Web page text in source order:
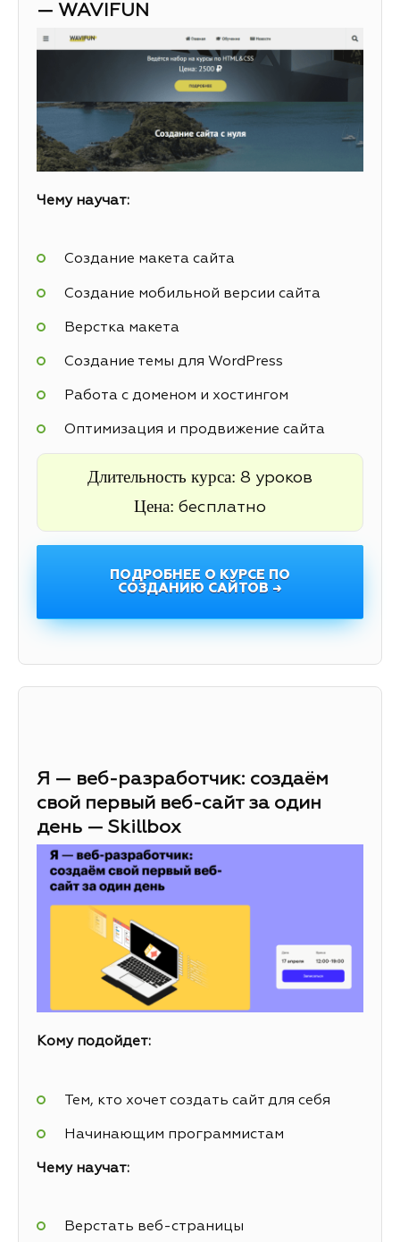
— WAVIFUN
Чему научат:
Создание макета сайта
Создание мобильной версии сайта
Верстка макета
Создание темы для WordPress
Работа с доменом и хостингом
Оптимизация и продвижение сайта
Длительность курса: 8 уроков
Цена: бесплатно
ПОДРОБНЕЕ О КУРСЕ ПО
СОЗДАНИЮ САЙТОВ →
Я — веб-разработчик: создаём
свой первый веб-сайт за один
день — Skillbox
Кому подойдет:
Тем, кто хочет создать сайт для себя
Начинающим программистам
Чему научат:
Верстать веб-страницы